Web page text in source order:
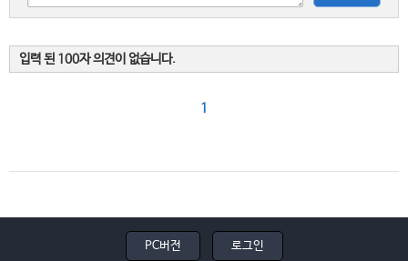
입력 된 100자 의견이 없습니다.
1
PC버전 로그인